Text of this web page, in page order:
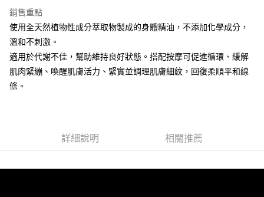
台灣樂天信用卡公司
玉山商業銀行
台灣樂天信用卡公司
ATM付款
運送方式
新竹貨運
每筆NT$120，滿NT$2,000(含以上)免運費
銷售重點
使用全天然植物性成分萃取物製成的身體精油，不添加化學成分，
溫和不刺激。
適用於代謝不佳，幫助維持良好狀態。搭配按摩可促進循環、緩解
肌肉緊繃、喚醒肌膚活力、緊實並調理肌膚細紋，回復柔順平和線
條。
詳細說明 相關推薦